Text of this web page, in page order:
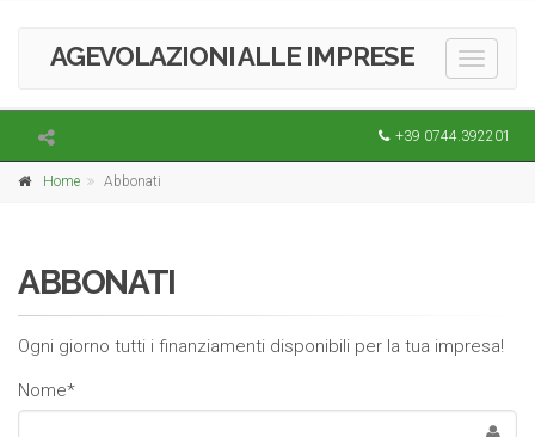
Toggle
AGEVOLAZIONI ALLE IMPRESE
+39 0744.392201
Home Abbonati
ABBONATI
Ogni giorno tutti i finanziamenti disponibili per la tua impresa!
Nome*